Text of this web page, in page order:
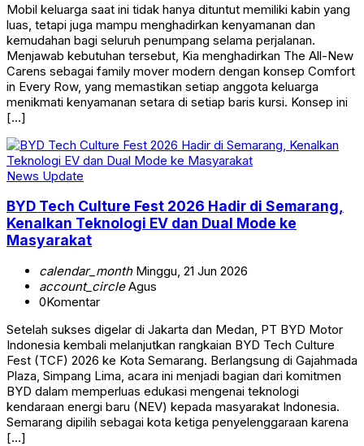
Mobil keluarga saat ini tidak hanya dituntut memiliki kabin yang
luas, tetapi juga mampu menghadirkan kenyamanan dan
kemudahan bagi seluruh penumpang selama perjalanan.
Menjawab kebutuhan tersebut, Kia menghadirkan The All-New
Carens sebagai family mover modern dengan konsep Comfort
in Every Row, yang memastikan setiap anggota keluarga
menikmati kenyamanan setara di setiap baris kursi. Konsep ini
[…]
News Update
BYD Tech Culture Fest 2026 Hadir di Semarang,
Kenalkan Teknologi EV dan Dual Mode ke
Masyarakat
calendar_monthMinggu, 21 Jun 2026
account_circleAgus
0Komentar
Setelah sukses digelar di Jakarta dan Medan, PT BYD Motor
Indonesia kembali melanjutkan rangkaian BYD Tech Culture
Fest (TCF) 2026 ke Kota Semarang. Berlangsung di Gajahmada
Plaza, Simpang Lima, acara ini menjadi bagian dari komitmen
BYD dalam memperluas edukasi mengenai teknologi
kendaraan energi baru (NEV) kepada masyarakat Indonesia.
Semarang dipilih sebagai kota ketiga penyelenggaraan karena
[…]